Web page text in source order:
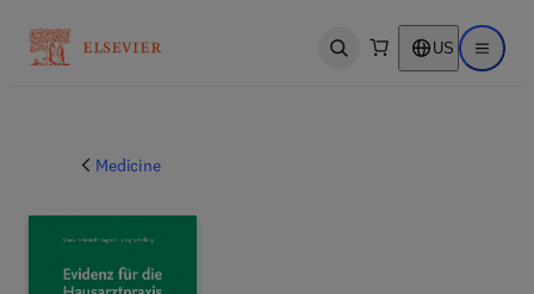
Open search US Open
Medicine